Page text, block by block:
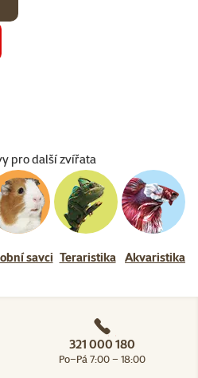
pro další zvířata
savci Teraristika Akvaristika
321 000 180
Po–Pá 7:00 – 18:00